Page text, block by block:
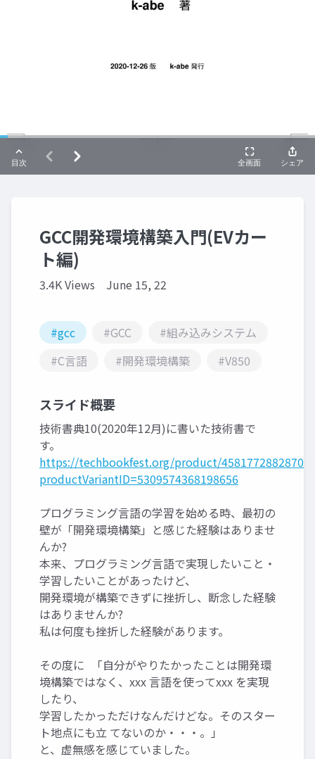
GCC開発環境構築入門(EVカー
ト編)
3.4K Views June 15, 22
#gcc #GCC
#組み込みシステム
#C言語
#開発環境構築 #V850
スライド概要
技術書典10(2020年12月)に書いた技術書で
す。
https://techbookfest.org/product/
productVariantID=5309574368198656
プログラミング言語の学習を始める時、最初の
壁が「開発環境構築」と感じた経験はありませ
んか?
本来、プログラミング言語で実現したいこと・
学習したいことがあったけど、
開発環境が構築できずに挫折し、断念した経験
はありませんか?
私は何度も挫折した経験があります。
その度に 「自分がやりたかったことは開発環
境構築ではなく、xxx 言語を使ってxxx を実現
したり、
学習したかっただけなんだけどな。そのスター
ト地点にも立 てないのか・・・。」
と、虚無感を感じていました。